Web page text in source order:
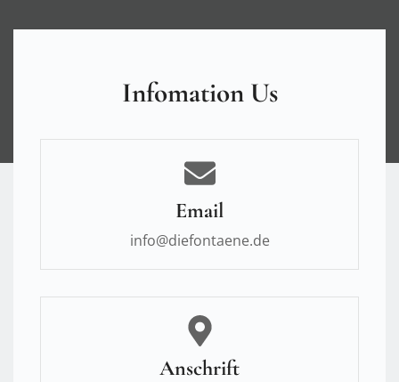
Infomation Us
Email
info@diefontaene.de
Anschrift